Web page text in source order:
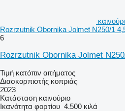
Rozrzutnik Obornika Jolmet N250/1
6
Rozrzutnik Obornika Jolmet
Τιμή κατόπιν αιτήματος
Διασκορπιστής κοπριάς
2023
Κατάσταση καινούριο
Ικανότητα φορτίου 4.500 κιλά